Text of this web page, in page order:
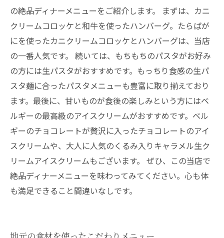
の絶品ディナーメニューをご紹介します。 まずは、カニ
クリームコロッケと和牛を使ったハンバーグ。たらばが
にを使ったカニクリームコロッケとハンバーグは、当店
の一番人気です。 続いては、もちもちのパスタがお好み
の方には生パスタがおすすめです。もっちり食感の生パ
スタ麺に合ったパスタメニューも豊富に取り揃えており
ます。最後に、甘いものが食後の楽しみという方にはベ
ルギーの最高級のアイスクリームがおすすめです。ベル
ギーのチョコレートが贅沢に入ったチョコレートのアイ
スクリームや、大人に人気のくるみ入りキャラメル生ク
リームアイスクリームもございます。 ぜひ、この当店で
絶品ディナーメニューを味わってみてください。心も体
も満足できること間違いなしです。